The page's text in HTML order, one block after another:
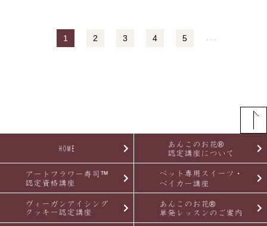
1 2 3 4 5 ・・・
HOME
あんこのお花®
認定講座について
アートフラワー寿司™
認定資格講座
ペット専用スイーツ・
ベイカー講座
ヴィーガンアイシング
クッキー認定講座
あんこのお花®
単発レッスンのご案内